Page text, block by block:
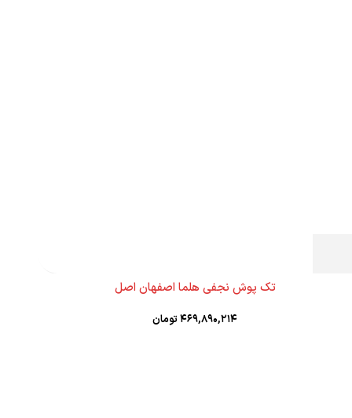
تک پوش نجفی هلما اصفهان اصل
۴۶۹,۸۹۰,۲۱۴تومان